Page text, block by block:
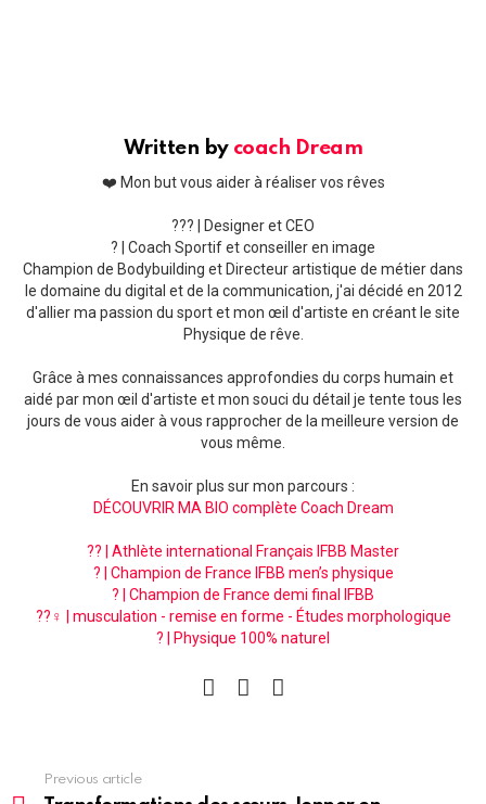
Written by coach Dream
❤️ Mon but vous aider à réaliser vos rêves
??‍? | Designer et CEO
? | Coach Sportif et conseiller en image
Champion de Bodybuilding et Directeur artistique de métier dans
le domaine du digital et de la communication, j'ai décidé en 2012
d'allier ma passion du sport et mon œil d'artiste en créant le site
Physique de rêve.
Grâce à mes connaissances approfondies du corps humain et
aidé par mon œil d'artiste et mon souci du détail je tente tous les
jours de vous aider à vous rapprocher de la meilleure version de
vous même.
En savoir plus sur mon parcours :
DÉCOUVRIR MA BIO complète Coach Dream
?? | Athlète international Français IFBB Master
? | Champion de France IFBB men’s physique
? | Champion de France demi final IFBB
??‍♀️ | musculation - remise en forme - Études morphologique
? | Physique 100% naturel
Previous article